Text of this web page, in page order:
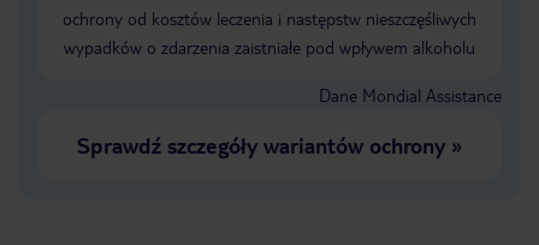
ochrony od kosztów leczenia i następstw nieszczęśliwych
wypadków o zdarzenia zaistniałe pod wpływem alkoholu
Dane Mondial Assistance
Sprawdź szczegóły wariantów ochrony»